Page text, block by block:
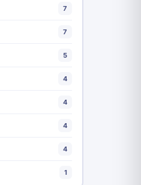
7
7
5
4
4
4
4
1